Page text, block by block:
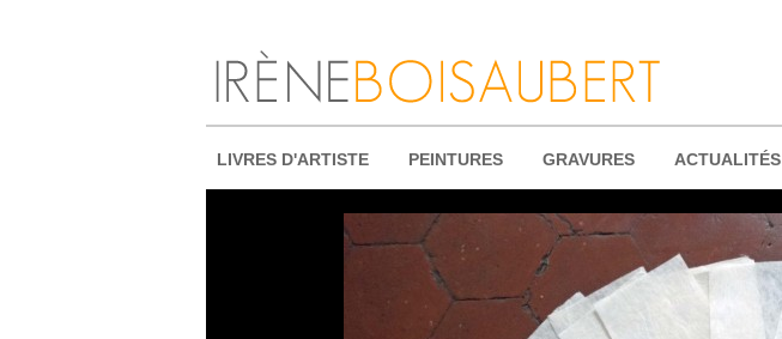
LIVRES D'ARTISTE PEINTURES GRAVURES ACTUALITÉS